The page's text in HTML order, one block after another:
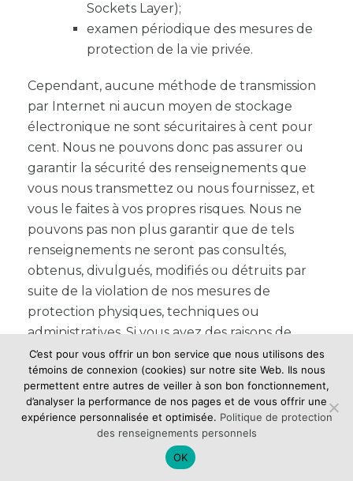
Sockets Layer);
examen périodique des mesures de
protection de la vie privée.
Cependant, aucune méthode de transmission
par Internet ni aucun moyen de stockage
électronique ne sont sécuritaires à cent pour
cent. Nous ne pouvons donc pas assurer ou
garantir la sécurité des renseignements que
vous nous transmettez ou nous fournissez, et
vous le faites à vos propres risques. Nous ne
pouvons pas non plus garantir que de tels
renseignements ne seront pas consultés,
obtenus, divulgués, modifiés ou détruits par
suite de la violation de nos mesures de
protection physiques, techniques ou
administratives. Si vous avez des raisons de
croire que des renseignements personnels ont
été compromis, veuillez communiquer avec
nous à vieprivee@lsr.ca. S’il survenait un
incident de confidentialité touchant vos
renseignements personnels, nous nous
engageons à vous aviser dans les meilleurs
C’est pour vous offrir un bon service que nous utilisons des
témoins de connexion (cookies) sur notre site Web. Ils nous
permettent entre autres de veiller à son bon fonctionnement,
d’analyser la performance de nos pages et de vous offrir une
expérience personnalisée et optimisée. Politique de protection
des renseignements personnels
OK